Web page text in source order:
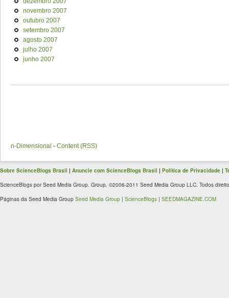
novembro 2007
outubro 2007
setembro 2007
agosto 2007
julho 2007
junho 2007
n-Dimensional - Content (RSS)
Sobre ScienceBlogs Brasil | Anuncie com ScienceBlogs Brasil | Política de Privacidade |
ScienceBlogs por Seed Media Group. Group. ©2006-2011 Seed Media Group LLC. Todos
Páginas da Seed Media Group Seed Media Group | ScienceBlogs | SEEDMAGAZINE.COM